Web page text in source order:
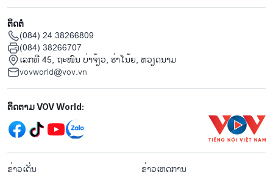
ຕິດຕໍ່
(084) 24 38266809
(084) 38266707
ເລກທີ 45, ຖະໜົນ ບ່າ​ຈ້ຽວ, ຮ່າ​ໂນ້ຍ, ຫວຽດນາມ
vovworld@vov.vn
Mạng xã hội
ຕິດຕາມ VOV World:
menu footer tiếng Lào
ຂ່າວເດັ່ນ
ຂ່າວເຫດການ